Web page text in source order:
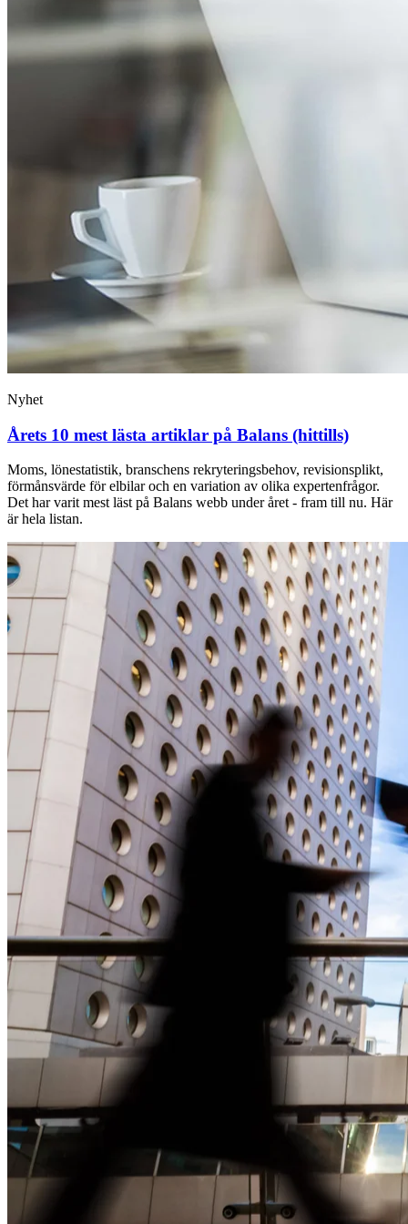
Nyhet
Årets 10 mest lästa artiklar på Balans (hittills)
Moms, lönestatistik, branschens rekryteringsbehov, revisionsplikt,
förmånsvärde för elbilar och en variation av olika expertenfrågor.
Det har varit mest läst på Balans webb under året - fram till nu. Här
är hela listan.